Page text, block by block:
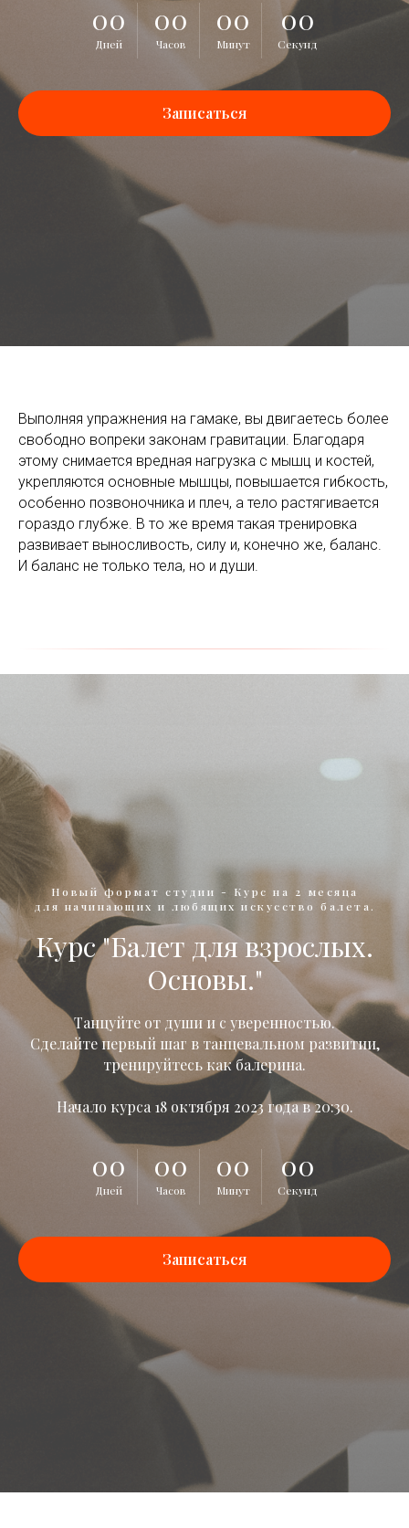
00
Дней
00
Часов
00
Минут
00
Секунд
Записаться
Выполняя упражнения на гамаке, вы двигаетесь более
свободно вопреки законам гравитации. Благодаря
этому снимается вредная нагрузка с мышц и костей,
укрепляются основные мышцы, повышается гибкость,
особенно позвоночника и плеч, а тело растягивается
гораздо глубже. В то же время такая тренировка
развивает выносливость, силу и, конечно же, баланс.
И баланс не только тела, но и души.
Новый формат студии - Курс на 2 месяца
для начинающих и любящих искусство балета.
Курс "Балет для взрослых.
Основы."
Танцуйте от души и с уверенностью.
Сделайте первый шаг в танцевальном развитии,
тренируйтесь как балерина.
Начало курса 18 октября 2023 года в 20:30.
00
Дней
00
Часов
00
Минут
00
Секунд
Записаться